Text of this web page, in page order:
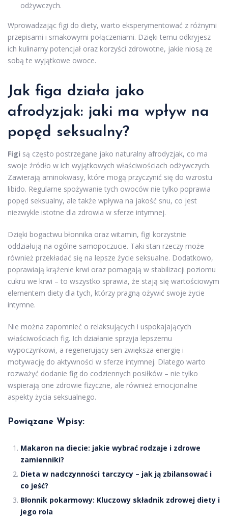
odżywczych.
Wprowadzając figi do diety, warto eksperymentować z różnymi
przepisami i smakowymi połączeniami. Dzięki temu odkryjesz
ich kulinarny potencjał oraz korzyści zdrowotne, jakie niosą ze
sobą te wyjątkowe owoce.
Jak figa działa jako
afrodyzjak: jaki ma wpływ na
popęd seksualny?
Figi są często postrzegane jako naturalny afrodyzjak, co ma
swoje źródło w ich wyjątkowych właściwościach odżywczych.
Zawierają aminokwasy, które mogą przyczynić się do wzrostu
libido. Regularne spożywanie tych owoców nie tylko poprawia
popęd seksualny, ale także wpływa na jakość snu, co jest
niezwykle istotne dla zdrowia w sferze intymnej.
Dzięki bogactwu błonnika oraz witamin, figi korzystnie
oddziałują na ogólne samopoczucie. Taki stan rzeczy może
również przekładać się na lepsze życie seksualne. Dodatkowo,
poprawiają krążenie krwi oraz pomagają w stabilizacji poziomu
cukru we krwi – to wszystko sprawia, że stają się wartościowym
elementem diety dla tych, którzy pragną ożywić swoje życie
intymne.
Nie można zapomnieć o relaksujących i uspokajających
właściwościach fig. Ich działanie sprzyja lepszemu
wypoczynkowi, a regenerujący sen zwiększa energię i
motywację do aktywności w sferze intymnej. Dlatego warto
rozważyć dodanie fig do codziennych posiłków – nie tylko
wspierają one zdrowie fizyczne, ale również emocjonalne
aspekty życia seksualnego.
Powiązane Wpisy:
Makaron na diecie: jakie wybrać rodzaje i zdrowe
zamienniki?
Dieta w nadczynności tarczycy – jak ją zbilansować i
co jeść?
Błonnik pokarmowy: Kluczowy składnik zdrowej diety i
jego rola